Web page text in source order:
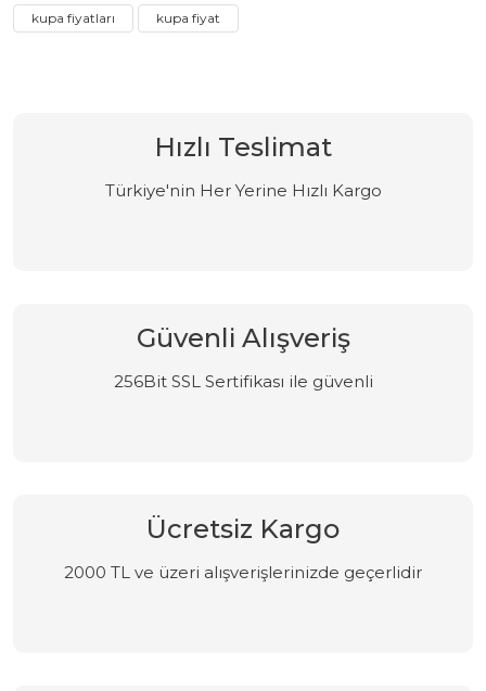
kupa fiyatları
kupa fiyat
Hızlı Teslimat
Türkiye'nin Her Yerine Hızlı Kargo
Güvenli Alışveriş
256Bit SSL Sertifikası ile güvenli
Ücretsiz Kargo
2000 TL ve üzeri alışverişlerinizde geçerlidir